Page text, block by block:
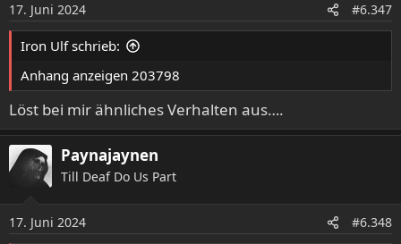
n
e
n
17. Juni 2024 #6.347
Iron Ulf schrieb:
Anhang anzeigen 203798
Löst bei mir ähnliches Verhalten aus….
Paynajaynen
Till Deaf Do Us Part
17. Juni 2024 #6.348